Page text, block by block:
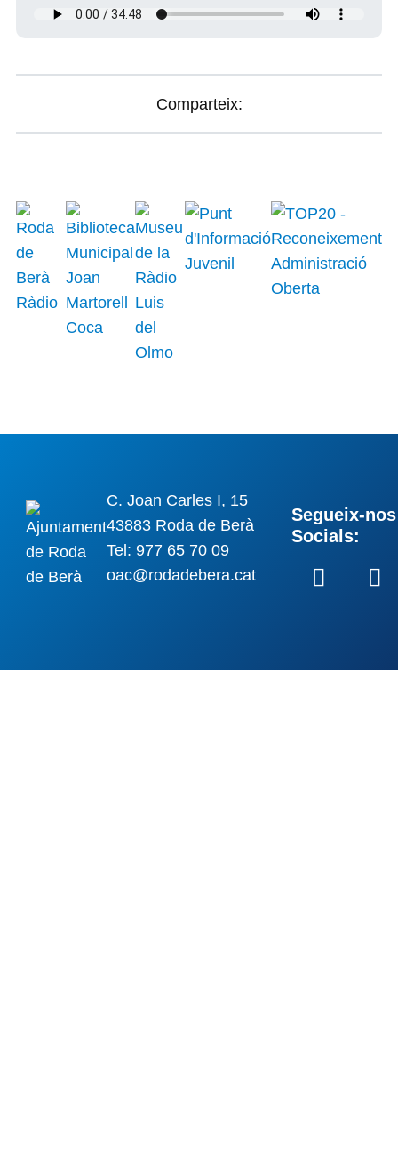
Comparteix:
C. Joan Carles I, 15
43883 Roda de Berà
Tel: 977 65 70 09
oac@rodadebera.cat
Segueix-
Socials: